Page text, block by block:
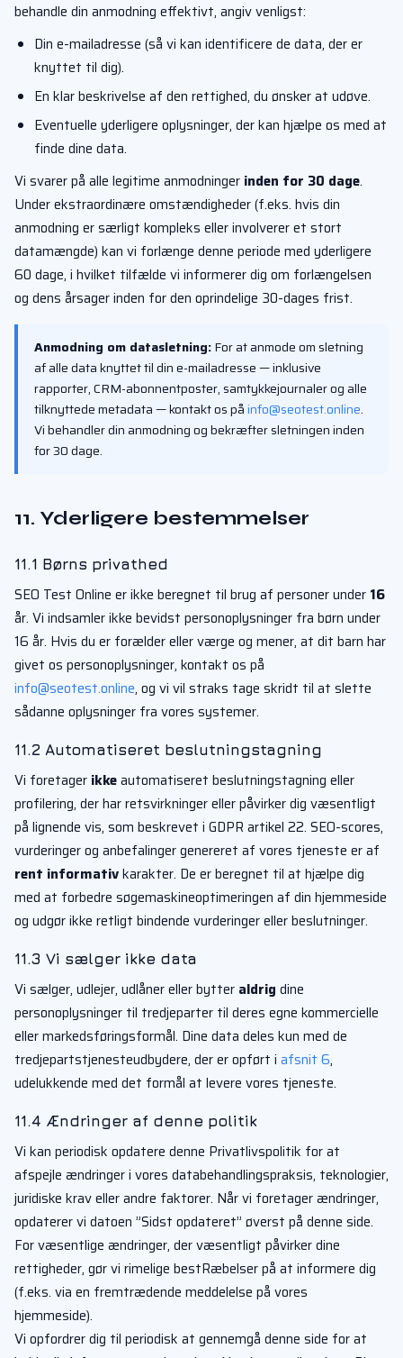
behandle din anmodning effektivt, angiv venligst:
Din e-mailadresse (så vi kan identificere de data, der er
knyttet til dig).
En klar beskrivelse af den rettighed, du ønsker at udøve.
Eventuelle yderligere oplysninger, der kan hjælpe os med at
finde dine data.
Vi svarer på alle legitime anmodninger inden for 30 dage.
Under ekstraordinære omstændigheder (f.eks. hvis din
anmodning er særligt kompleks eller involverer et stort
datamængde) kan vi forlænge denne periode med yderligere
60 dage, i hvilket tilfælde vi informerer dig om forlængelsen
og dens årsager inden for den oprindelige 30-dages frist.
Anmodning om datasletning:For at anmode om sletning
af alle data knyttet til din e-mailadresse — inklusive
rapporter, CRM-abonnentposter, samtykkejournaler og alle
tilknyttede metadata — kontakt os påinfo@seotest.online.
Vi behandler din anmodning og bekræfter sletningen inden
for 30 dage.
11. Yderligere bestemmelser
11.1 Børns privathed
SEO Test Online er ikke beregnet til brug af personer under 16
år. Vi indsamler ikke bevidst personoplysninger fra børn under
16 år. Hvis du er forælder eller værge og mener, at dit barn har
givet os personoplysninger, kontakt os på
info@seotest.online, og vi vil straks tage skridt til at slette
sådanne oplysninger fra vores systemer.
11.2 Automatiseret beslutningstagning
Vi foretager ikkeautomatiseret beslutningstagning eller
profilering, der har retsvirkninger eller påvirker dig væsentligt
på lignende vis, som beskrevet i GDPR artikel 22. SEO-scores,
vurderinger og anbefalinger genereret af vores tjeneste er af
rent informativkarakter. De er beregnet til at hjælpe dig
med at forbedre søgemaskineoptimeringen af din hjemmeside
og udgør ikke retligt bindende vurderinger eller beslutninger.
11.3 Vi sælger ikke data
Vi sælger, udlejer, udlåner eller bytter aldrig dine
personoplysninger til tredjeparter til deres egne kommercielle
eller markedsføringsformål. Dine data deles kun med de
tredjepartstjenesteudbydere, der er opført i afsnit 6,
udelukkende med det formål at levere vores tjeneste.
11.4 Ændringer af denne politik
Vi kan periodisk opdatere denne Privatlivspolitik for at
afspejle ændringer i vores databehandlingspraksis, teknologier,
juridiske krav eller andre faktorer. Når vi foretager ændringer,
opdaterer vi datoen ”Sidst opdateret” øverst på denne side.
For væsentlige ændringer, der væsentligt påvirker dine
rettigheder, gør vi rimelige bestRæbelser på at informere dig
(f.eks. via en fremtrædende meddelelse på vores
hjemmeside).
Vi opfordrer dig til periodisk at gennemgå denne side for at